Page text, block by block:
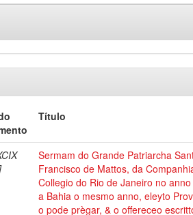
Título
Sermam do Grande Patriarcha
Francisco de Mattos, da
Collegio do Rio de Janeiro no
a Bahia o mesmo anno, eleyto
o pode prègar, & o offereceo